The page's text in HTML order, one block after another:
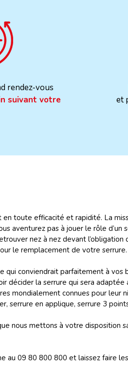
rendez-vous
suivant votre
et
toute efficacité et rapidité. La
aventurez pas à jouer le rôle d’un
nez à nez devant
le remplacement de votre serrure.
conviendrait parfaitement à vos
décider la serrure qui sera adaptée
mondialement connues pour leur
serrure en applique, serrure 3
nous mettons à votre disposition
au 09 80 800 800 et laissez faire